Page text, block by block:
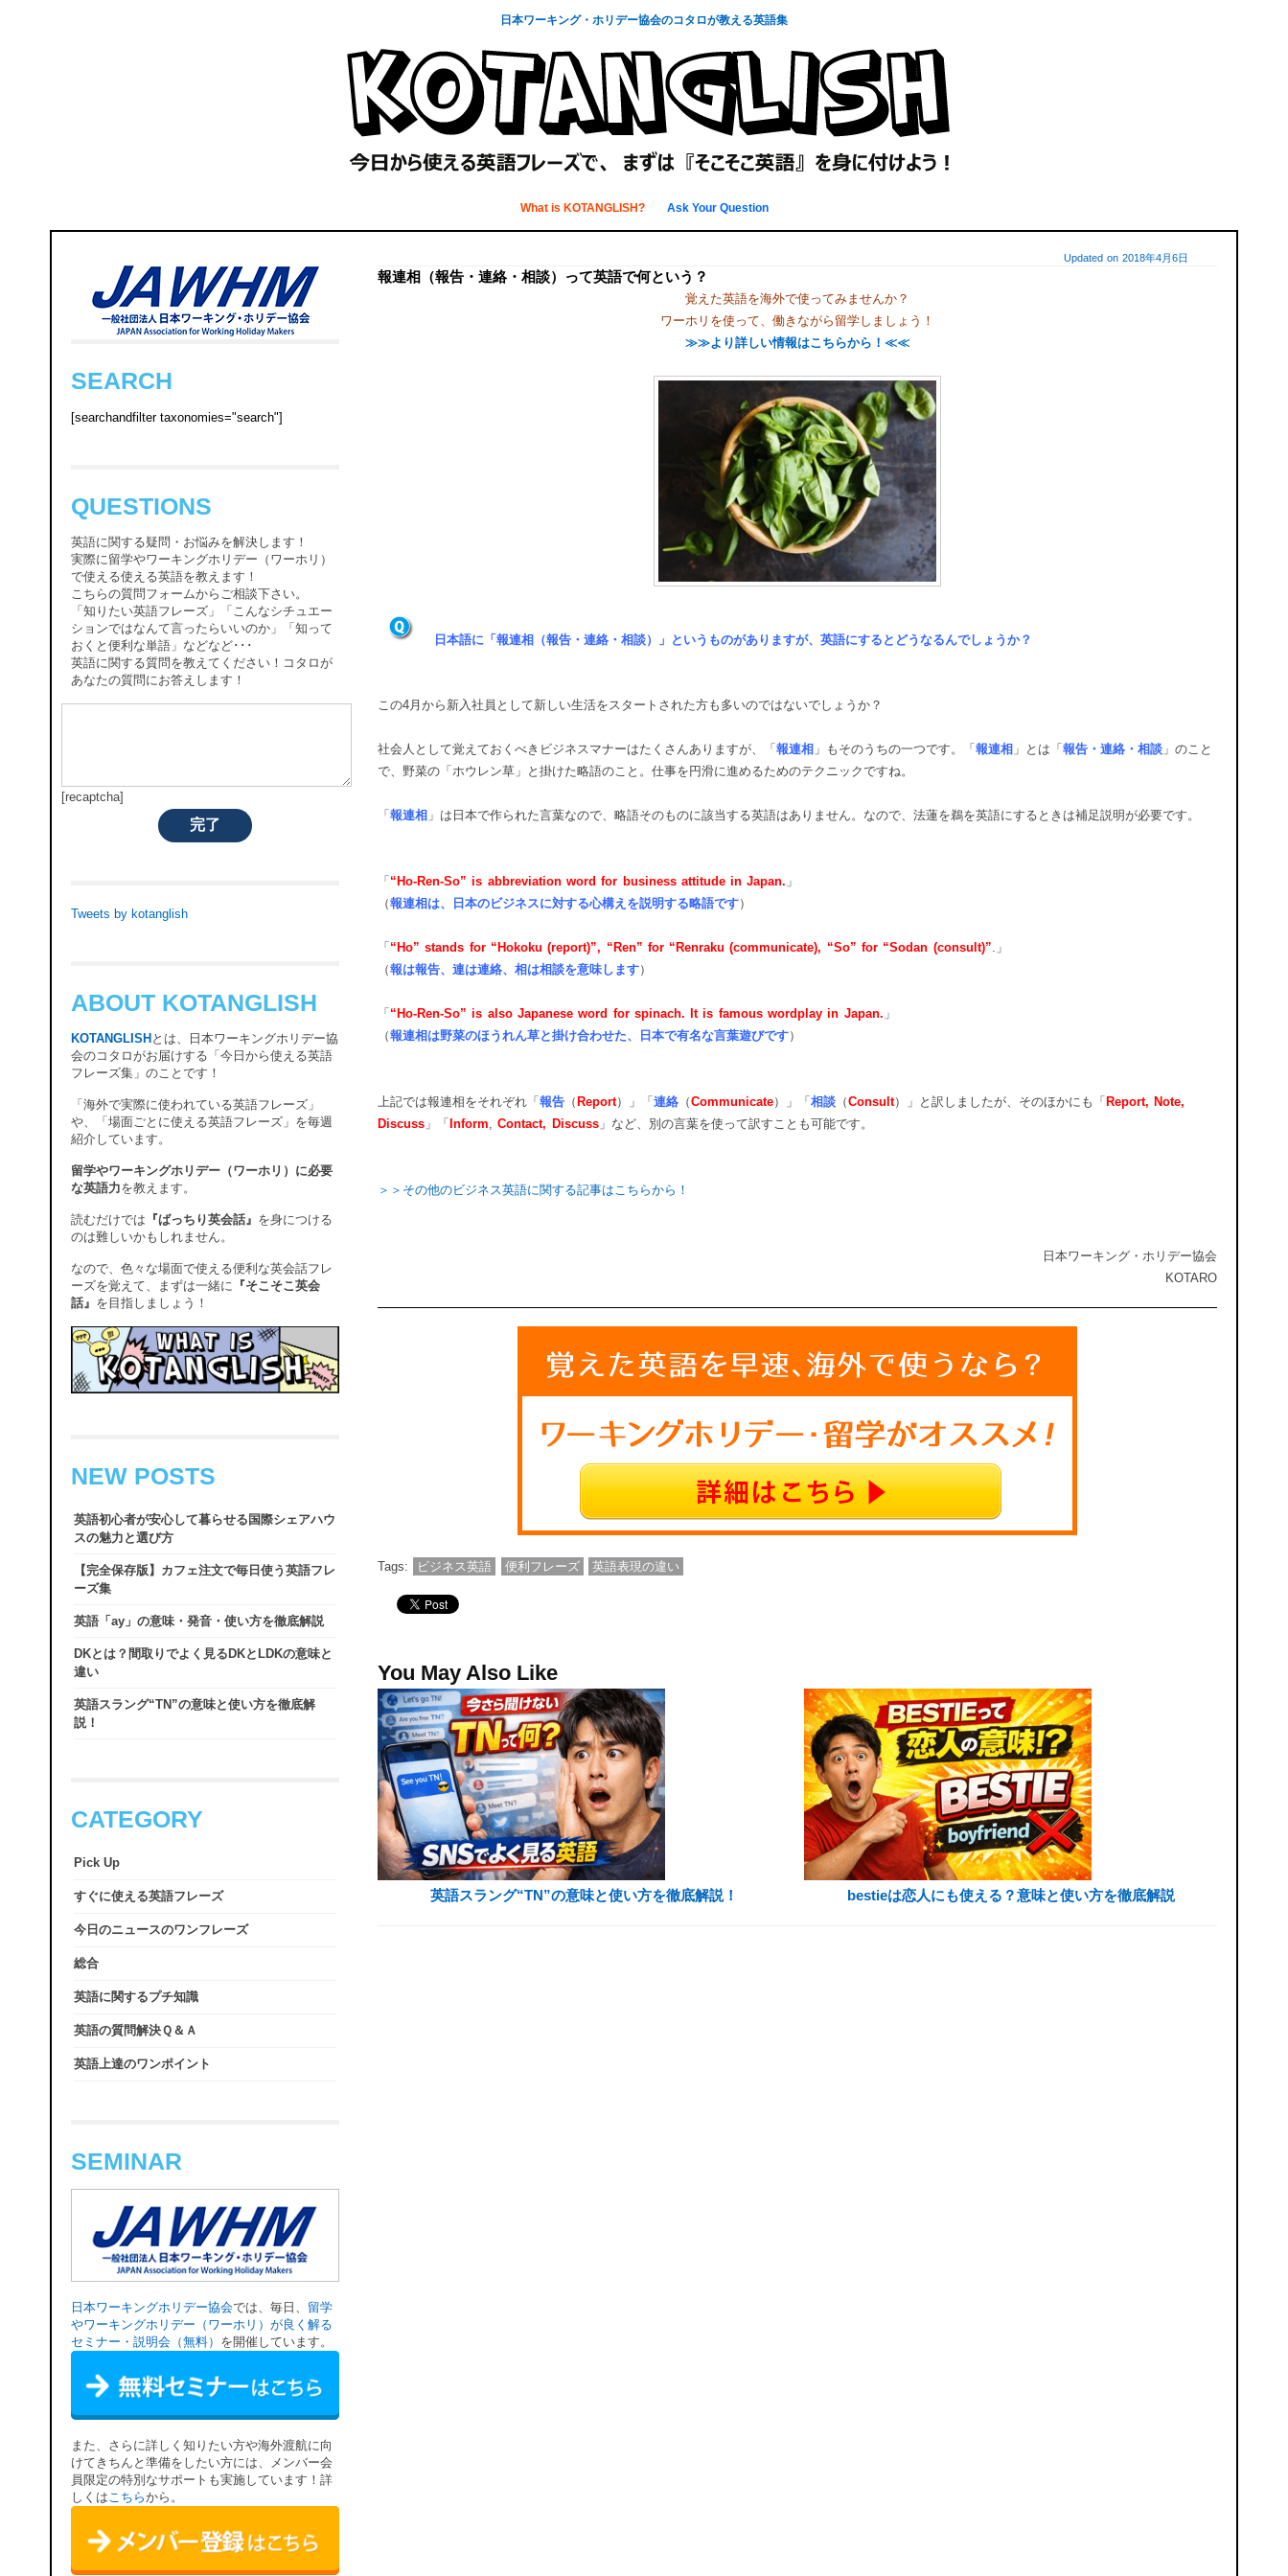
日本ワーキング・ホリデー協会のコタロが教える英語集
What is KOTANGLISH? Ask Your Question
Updated on 2018年4月6日
報連相（報告・連絡・相談）って英語で何という？
覚えた英語を海外で使ってみませんか？
ワーホリを使って、働きながら留学しましょう！
≫≫より詳しい情報はこちらから！≪≪
日本語に「報連相（報告・連絡・相談）」というものがありますが、英語にするとどうなるんでしょうか？
この4月から新入社員として新しい生活をスタートされた方も多いのではないでしょうか？
社会人として覚えておくべきビジネスマナーはたくさんありますが、「 報連相 」もそのうちの一つです。「 報連相 」とは「 報告・連絡・相談 」のこと
で、野菜の「ホウレン草」と掛けた略語のこと。仕事を円滑に進めるためのテクニックですね。
「 報連相 」は日本で作られた言葉なので、略語そのものに該当する英語はありません。なので、法蓮を鵜を英語にするときは補足説明が必要です。
「 “Ho-Ren-So” is abbreviation word for business attitude in Japan. 」
（報連相は、日本のビジネスに対する心構えを説明する略語です）
「 “Ho” stands for “Hokoku (report)”, “Ren” for “Renraku (communicate), “So” for “Sodan (consult)” .」
（報は報告、連は連絡、相は相談を意味します）
「 “Ho-Ren-So” is also Japanese word for spinach. It is famous wordplay in Japan. 」
（報連相は野菜のほうれん草と掛け合わせた、日本で有名な言葉遊びです）
上記では報連相をそれぞれ「 報告 （ Report）」「 連絡 （Communicate）」「 相談 （Consult）」と訳しましたが、そのほかにも「 Report, Note,
Discuss 」「 Inform ,Contact, Discuss」など、別の言葉を使って訳すことも可能です。
＞＞その他のビジネス英語に関する記事はこちらから！
日本ワーキング・ホリデー協会
KOTARO
Tags: ビジネス英語 便利フレーズ 英語表現の違い
You May Also Like
英語スラング“TN”の意味と使い方を徹底解説！ bestieは恋人にも使える？意味と使い方を徹底解説
SEARCH
[searchandfilter taxonomies="search"]
QUESTIONS
英語に関する疑問・お悩みを解決します！
実際に留学やワーキングホリデー（ワーホリ）
で使える使える英語を教えます！
こちらの質問フォームからご相談下さい。
「知りたい英語フレーズ」「こんなシチュエー
ションではなんて言ったらいいのか」「知って
おくと便利な単語」などなど･･･
英語に関する質問を教えてください！コタロが
あなたの質問にお答えします！
[recaptcha]
完了
Tweets by kotanglish
ABOUT KOTANGLISH
KOTANGLISH とは、日本ワーキングホリデー協
会のコタロがお届けする「今日から使える英語
フレーズ集」のことです！
「海外で実際に使われている英語フレーズ」
や、「場面ごとに使える英語フレーズ」を毎週
紹介しています。
留学やワーキングホリデー（ワーホリ）に必要
な英語力を教えます。
読むだけでは 『ばっちり英会話』 を身につける
のは難しいかもしれません。
なので、色々な場面で使える便利な英会話フレ
ーズを覚えて、まずは一緒に 『そこそこ英会
話』 を目指しましょう！
NEW POSTS
英語初心者が安心して暮らせる国際シェアハウ
スの魅力と選び方
【完全保存版】カフェ注文で毎日使う英語フレ
ーズ集
英語「ay」の意味・発音・使い方を徹底解説
DKとは？間取りでよく見るDKとLDKの意味と
違い
英語スラング“TN”の意味と使い方を徹底解
説！
CATEGORY
Pick Up
すぐに使える英語フレーズ
今日のニュースのワンフレーズ
総合
英語に関するプチ知識
英語の質問解決Ｑ＆Ａ
英語上達のワンポイント
SEMINAR
日本ワーキングホリデー協会では、毎日、 留学
やワーキングホリデー（ワーホリ）が良く解る
セミナー・説明会（無料） を開催しています。
また、さらに詳しく知りたい方や海外渡航に向
けてきちんと準備をしたい方には、メンバー会
員限定の特別なサポートも実施しています！詳
しくはこちらから。